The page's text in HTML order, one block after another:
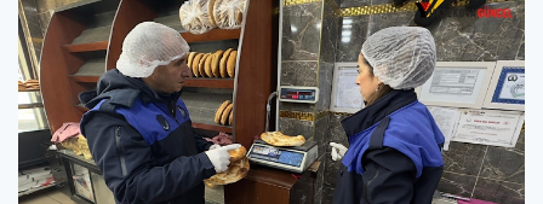
porno izle